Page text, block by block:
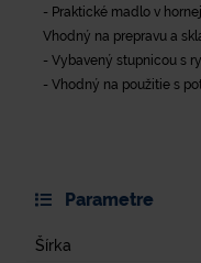
- Praktické madlo v
Vhodný na prepravu a
- Vybavený stupnicou s
- Vhodný na použitie s
Parametre
Šírka